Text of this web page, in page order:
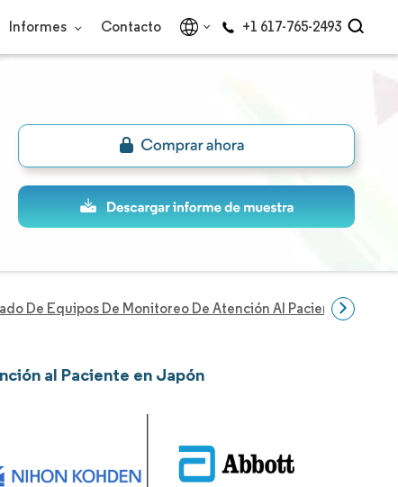
Informes Contacto +1 617-765-2493
De Equipos De Monitoreo De Atención Al Paciente En
al Paciente en Japón